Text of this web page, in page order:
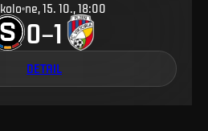
kolo ne, 15. 10., 18:00
0–1
DETAIL